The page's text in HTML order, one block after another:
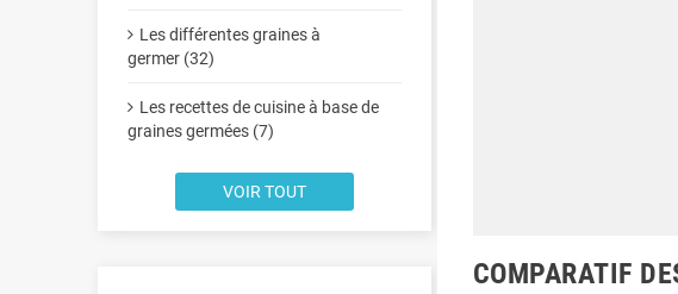
Les différentes graines à
germer (32)
Les recettes de cuisine à base de
graines germées (7)
VOIR TOUT
COMPARATIF